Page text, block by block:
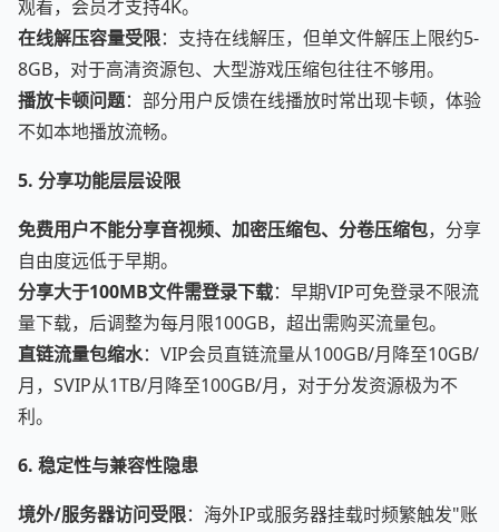
观看，会员才支持4K。
在线解压容量受限：支持在线解压，但单文件解压上限约5-
8GB，对于高清资源包、大型游戏压缩包往往不够用。
播放卡顿问题：部分用户反馈在线播放时常出现卡顿，体验
不如本地播放流畅。
5. 分享功能层层设限
免费用户不能分享音视频、加密压缩包、分卷压缩包，分享
自由度远低于早期。
分享大于100MB文件需登录下载：早期VIP可免登录不限流
量下载，后调整为每月限100GB，超出需购买流量包。
直链流量包缩水：VIP会员直链流量从100GB/月降至10GB/
月，SVIP从1TB/月降至100GB/月，对于分发资源极为不
利。
6. 稳定性与兼容性隐患
境外/服务器访问受限：海外IP或服务器挂载时频繁触发"账